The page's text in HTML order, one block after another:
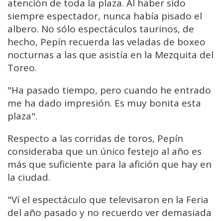
atención de toda la plaza. Al haber sido
siempre espectador, nunca había pisado el
albero. No sólo espectáculos taurinos, de
hecho, Pepín recuerda las veladas de boxeo
nocturnas a las que asistía en la Mezquita del
Toreo.
"Ha pasado tiempo, pero cuando he entrado
me ha dado impresión. Es muy bonita esta
plaza".
Respecto a las corridas de toros, Pepín
consideraba que un único festejo al año es
más que suficiente para la afición que hay en
la ciudad.
"Ví el espectáculo que televisaron en la Feria
del año pasado y no recuerdo ver demasiada